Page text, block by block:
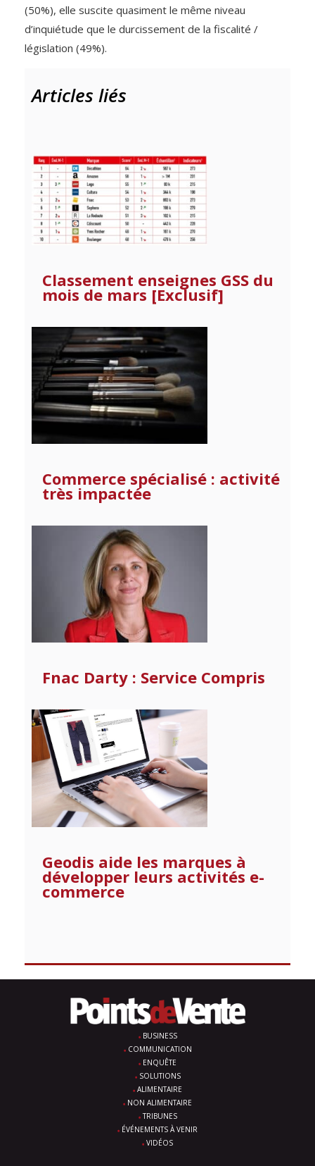
(50%), elle suscite quasiment le même niveau
d’inquiétude que le durcissement de la fiscalité /
législation (49%).
Articles liés
Classement enseignes GSS du
mois de mars [Exclusif]
Commerce spécialisé : activité
très impactée
Fnac Darty : Service Compris
Geodis aide les marques à
développer leurs activités e-
commerce
BUSINESS
COMMUNICATION
ENQUÊTE
SOLUTIONS
ALIMENTAIRE
NON ALIMENTAIRE
TRIBUNES
ÉVÉNEMENTS À VENIR
VIDÉOS